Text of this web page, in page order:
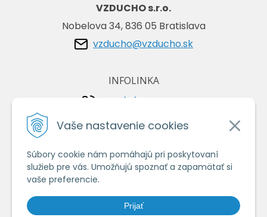
Vaše nastavenie cookies
Súbory cookie nám pomáhajú pri poskytovaní
služieb pre vás. Umožňujú spoznať a zapamätať si
vaše preferencie.
Prijať
VZDUCHO s.r.o.
Nobelova 34, 836 05 Bratislava
vzducho@vzducho.sk
INFOLINKA
+421/2/4464 0134
+421/903 729 042
VŠETKO O NÁKUPE
Obchodné podmienky
Ochrana osobných údajov
Ako nakupovať